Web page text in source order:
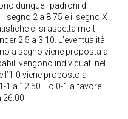
dunque i padroni di
segno 2 a 8.75 e il segno X
ci si aspetta molti
2,5 a 3.10. L’eventualità
a segno viene proposta a
vengono individuati nel
l’1-0 viene proposto a
1 a 12.50. Lo 0-1 a favore
26.00.